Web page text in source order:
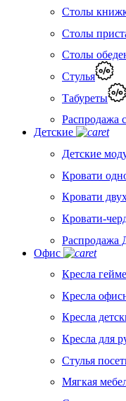
Столы
Столы
Столы
Стулья
Табуреты
Распродажа
Детские
Детские
Кровати
Кровати
Кровати-
Распродажа
Офис
Кресла
Кресла
Кресла
Кресла для
Стулья
Мягкая